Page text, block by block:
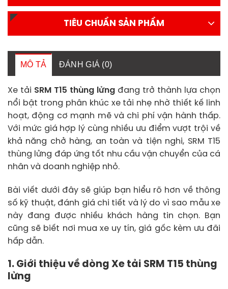
TIÊU CHUẨN SẢN PHẨM
MÔ TẢ ĐÁNH GIÁ (0)
Xe tải SRM T15 thùng lửng đang trở thành lựa chọn
nổi bật trong phân khúc xe tải nhẹ nhờ thiết kế linh
hoạt, động cơ mạnh mẽ và chi phí vận hành thấp.
Với mức giá hợp lý cùng nhiều ưu điểm vượt trội về
khả năng chở hàng, an toàn và tiện nghi, SRM T15
thùng lửng đáp ứng tốt nhu cầu vận chuyển của cá
nhân và doanh nghiệp nhỏ.
Bài viết dưới đây sẽ giúp bạn hiểu rõ hơn về thông
số kỹ thuật, đánh giá chi tiết và lý do vì sao mẫu xe
này đang được nhiều khách hàng tin chọn. Bạn
cũng sẽ biết nơi mua xe uy tín, giá gốc kèm ưu đãi
hấp dẫn.
1. Giới thiệu về dòng Xe tải SRM T15 thùng
lửng